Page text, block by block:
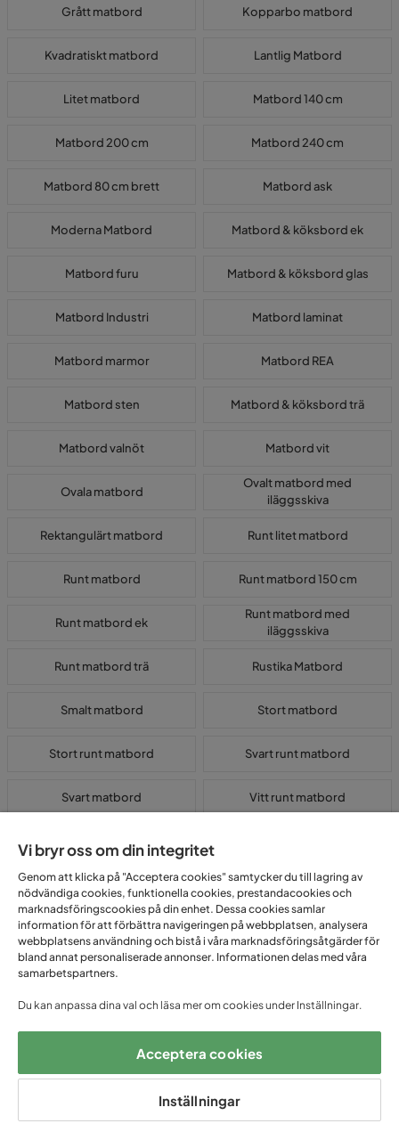
Grått matbord Kopparbo matbord
Kvadratiskt matbord Lantlig Matbord
Litet matbord Matbord 140 cm
Matbord 200 cm Matbord 240 cm
Matbord 80 cm brett Matbord ask
Moderna Matbord Matbord & köksbord ek
Matbord furu Matbord & köksbord glas
Matbord Industri Matbord laminat
Matbord marmor Matbord REA
Matbord sten Matbord & köksbord trä
Matbord valnöt Matbord vit
Ovala matbord
Ovalt matbord med
iläggsskiva
Rektangulärt matbord Runt litet matbord
Runt matbord Runt matbord 150 cm
Runt matbord ek
Runt matbord med
iläggsskiva
Runt matbord trä Rustika Matbord
Smalt matbord Stort matbord
Stort runt matbord Svart runt matbord
Svart matbord Vitt runt matbord
Billiga matbord & köksbord och ett enormt
sortiment
Matbordet, möbeln som samlar familjen, håller ihop rummet och tar
stöten av allt från vardagsmiddagar till barnens läxor. Hos Trademax
hittar du köksbord i trä, laminat och glas från 80 cm upp till 240 cm,
alltid till prispressade priser med prisgaranti.
Börja med storleken
Såhär, börja med att mäta upp hur mycket plats du har hemma. Som
tumregel brukar man säga att det behövs minst 80 cm från
bordskanten till väggen eller andra möbler, då fårstolarnaplats och
man kan gå bakom utan att tränga sig fram. Räkna med cirka 60 cm per
person runt bordet så alla får plats bekvämt. Ett matbord på minst 120
Vi bryr oss om din integritet
Genom att klicka på "Acceptera cookies" samtycker du till lagring av
nödvändiga cookies, funktionella cookies, prestandacookies och
marknadsföringscookies på din enhet. Dessa cookies samlar
information för att förbättra navigeringen på webbplatsen, analysera
webbplatsens användning och bistå i våra marknadsföringsåtgärder för
bland annat personaliserade annonser. Informationen delas med våra
samarbetspartners.
Du kan anpassa dina val och läsa mer om cookies under Inställningar.
Acceptera cookies
Inställningar